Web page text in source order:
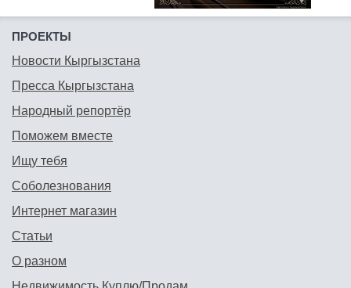
ПРОЕКТЫ
Новости Кыргызстана
Пресса Кыргызстана
Народный репортёр
Поможем вместе
Ищу тебя
Соболезнования
Интернет магазин
Статьи
О разном